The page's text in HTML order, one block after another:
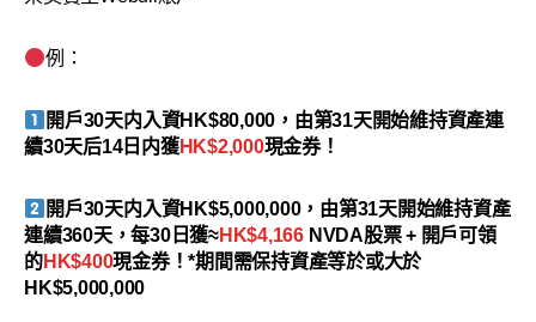
例：
開戶30天内入資HK$80,000，由第31天開始維持資產連
續30天后14日内獲HK$2,000現金券！
開戶30天内入資HK$5,000,000，由第31天開始維持資產
連續360天，每30日獲≈HK$4,166NVDA股票 + 開戶可領
的HK$400現金券！*期間需保持資產等於或大於
HK$5,000,000